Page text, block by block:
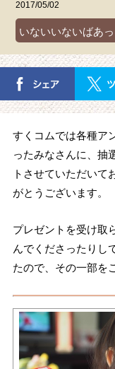
2017/05/02
いないいないばあっ
おかあさんといっ
ピタゴラスイッチ
すくコムでは各種ア
ったみなさんに、抽
トさせていただいて
がとうございます。
プレゼントを受け取
んでくださったりし
たので、その一部を